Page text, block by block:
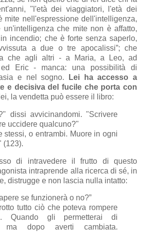
"l'età dei viaggiatori, l'età dei
mite nell'espressione dell'intelligenza,
un'intelligenza che mite non è affatto,
incendio; che è forte senza saperlo,
a due o tre apocalissi”; che
che agli altri - a Maria, a Leo, ad
Eric - manca: una possibilità di
e nel sogno.
Lei ha accesso a
e decisiva del fucile che porta con
la vendetta può essere il libro:
dissi avvicinandomi. "Scrivere
uccidere qualcuno?"
stessi, o entrambi. Muore in ogni
(123).
di intravedere il frutto di questo
intraprende alla ricerca di sé, in
distrugge e non lascia nulla intatto:
se funzionerà o no?”
tutto ciò che poteva rompere
Quando gli permetterai di
ma dopo averti cambiata.